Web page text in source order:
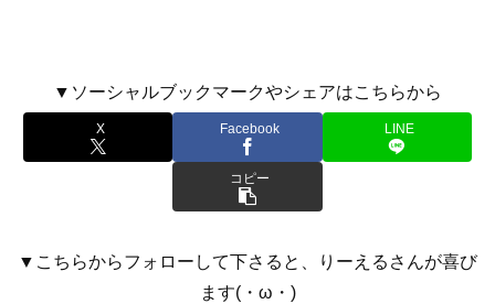
▼ソーシャルブックマークやシェアはこちらから
X Facebook LINE
コピー
▼こちらからフォローして下さると、りーえるさんが喜び
ます(・ω・)